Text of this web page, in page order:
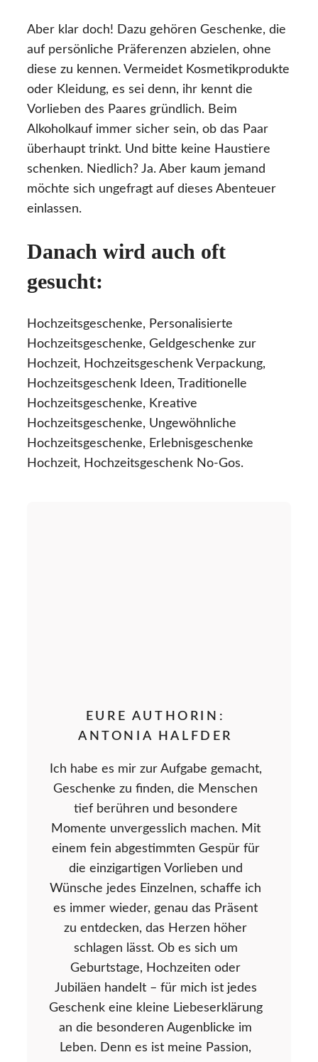
Aber klar doch! Dazu gehören Geschenke, die
auf persönliche Präferenzen abzielen, ohne
diese zu kennen. Vermeidet Kosmetikprodukte
oder Kleidung, es sei denn, ihr kennt die
Vorlieben des Paares gründlich. Beim
Alkoholkauf immer sicher sein, ob das Paar
überhaupt trinkt. Und bitte keine Haustiere
schenken. Niedlich? Ja. Aber kaum jemand
möchte sich ungefragt auf dieses Abenteuer
einlassen.
Danach wird auch oft
gesucht:
Hochzeitsgeschenke, Personalisierte
Hochzeitsgeschenke, Geldgeschenke zur
Hochzeit, Hochzeitsgeschenk Verpackung,
Hochzeitsgeschenk Ideen, Traditionelle
Hochzeitsgeschenke, Kreative
Hochzeitsgeschenke, Ungewöhnliche
Hochzeitsgeschenke, Erlebnisgeschenke
Hochzeit, Hochzeitsgeschenk No-Gos.
EURE AUTHORIN:
ANTONIA HALFDER
Ich habe es mir zur Aufgabe gemacht,
Geschenke zu finden, die Menschen
tief berühren und besondere
Momente unvergesslich machen. Mit
einem fein abgestimmten Gespür für
die einzigartigen Vorlieben und
Wünsche jedes Einzelnen, schaffe ich
es immer wieder, genau das Präsent
zu entdecken, das Herzen höher
schlagen lässt. Ob es sich um
Geburtstage, Hochzeiten oder
Jubiläen handelt – für mich ist jedes
Geschenk eine kleine Liebeserklärung
an die besonderen Augenblicke im
Leben. Denn es ist meine Passion,